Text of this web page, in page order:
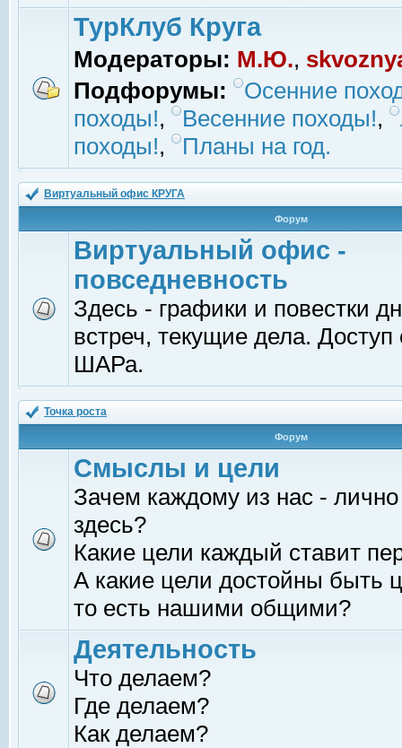
ТурКлуб Круга
Модераторы: М.Ю.,
Подфорумы:
Осенние
походы!, Весенние походы!,
походы!, Планы на год.
Виртуальный офис КРУГА
Форум
Виртуальный офис -
повседневность
Здесь - графики и повестки
встреч, текущие дела.
ШАРа.
Точка роста
Форум
Смыслы и цели
Зачем каждому из нас -
здесь?
Какие цели каждый ставит
А какие цели достойны быть
то есть нашими общими?
Деятельность
Что делаем?
Где делаем?
Как делаем?